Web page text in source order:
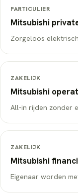
PARTICULIER
Mitsubishi
Zorgeloos
ZAKELIJK
Mitsubishi
All-in rijden zonder
ZAKELIJK
Mitsubishi
Eigenaar worden